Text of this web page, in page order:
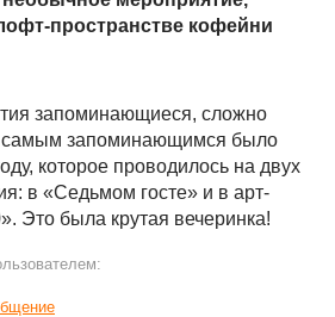
пространстве кофейни
запоминающиеся, сложно
самым запоминающимся было
которое проводилось на двух
в «Седьмом госте» и в арт-
Это была крутая вечеринка!